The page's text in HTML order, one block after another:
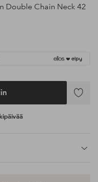
Double Chain Neck 42
Lisää